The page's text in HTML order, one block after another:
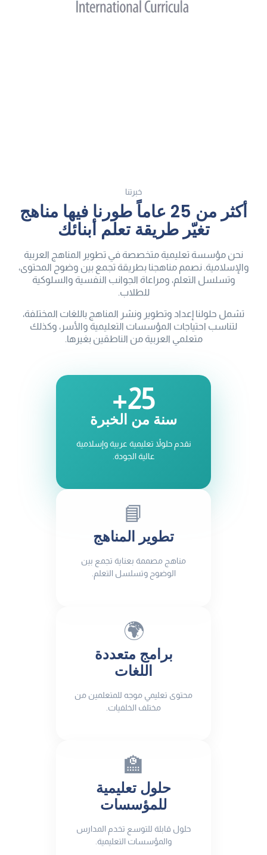
خبرتنا
أكثر من 25 عاماً طورنا فيها مناهج
تغيّر طريقة تعلم أبنائك
نحن مؤسسة تعليمية متخصصة في تطوير المناهج العربية
والإسلامية. نصمم مناهجنا بطريقة تجمع بين وضوح المحتوى،
وتسلسل التعلم، ومراعاة الجوانب النفسية والسلوكية
للطلاب.
تشمل حلولنا إعداد وتطوير ونشر المناهج باللغات المختلفة،
لتناسب احتياجات المؤسسات التعليمية والأسر، وكذلك
متعلمي العربية من الناطقين بغيرها.
25+
سنة من الخبرة
نقدم حلولاً تعليمية عربية وإسلامية
عالية الجودة.
📘
تطوير المناهج
مناهج مصممة بعناية تجمع بين
الوضوح وتسلسل التعلم.
🌍
برامج متعددة
اللغات
محتوى تعليمي موجه للمتعلمين من
مختلف الخلفيات.
🏫
حلول تعليمية
للمؤسسات
حلول قابلة للتوسع تخدم المدارس
والمؤسسات التعليمية.